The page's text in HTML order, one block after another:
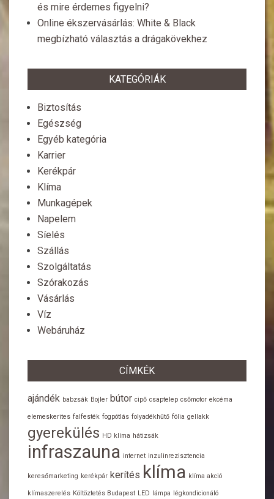
és mire érdemes figyelni?
Online ékszervásárlás: White & Black
megbízható választás a drágakövekhez
KATEGÓRIÁK
Biztosítás
Egészség
Egyéb kategória
Karrier
Kerékpár
Klíma
Munkagépek
Napelem
Síelés
Szállás
Szolgáltatás
Szórakozás
Vásárlás
Víz
Webáruház
CÍMKÉK
ajándék babzsák Bojler bútor cipő csaptelep csőmotor ekcéma
elemeskerites falfesték fogpótlás folyadékhűtő fólia gellakk
gyerekülés HD klíma hátizsák
infraszauna internet inzulinrezisztencia
keresőmarketing kerékpár kerítés klíma klíma akció
klímaszerelés Költöztetés Budapest LED lámpa légkondicionáló